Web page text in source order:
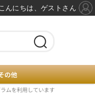
の他
ムを利用しています
んにちは、ゲストさん